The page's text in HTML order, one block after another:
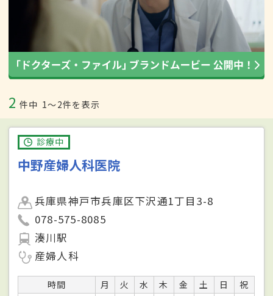
2 件中 1〜2件を表示
診療中
中野産婦人科医院
兵庫県神戸市兵庫区下沢通1丁目3-8
078-575-8085
湊川駅
産婦人科
時間 月 火 水 木 金 土 日
祝